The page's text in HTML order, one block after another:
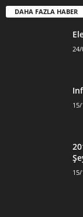
DAHA FAZLA HABER
24/